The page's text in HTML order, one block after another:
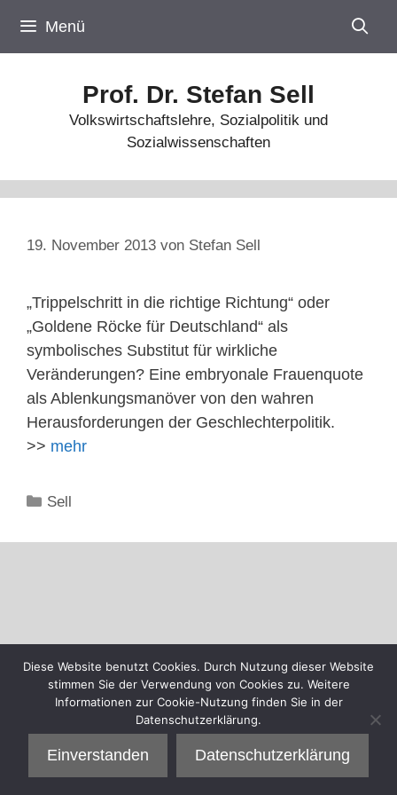
Inhalt
springen
Menü
Prof. Dr. Stefan Sell
Volkswirtschaftslehre, Sozialpolitik und
Sozialwissenschaften
19. November 2013 von Stefan Sell
„Trippelschritt in die richtige Richtung“ oder
„Goldene Röcke für Deutschland“ als
symbolisches Substitut für wirkliche
Veränderungen? Eine embryonale Frauenquote
als Ablenkungsmanöver von den wahren
Herausforderungen der Geschlechterpolitik.
>> mehr
Kategorien
Sell
Diese Website benutzt Cookies. Durch Nutzung dieser Website
stimmen Sie der Verwendung von Cookies zu. Weitere
Informationen zur Cookie-Nutzung finden Sie in der
Datenschutzerklärung.
Einverstanden Datenschutzerklärung